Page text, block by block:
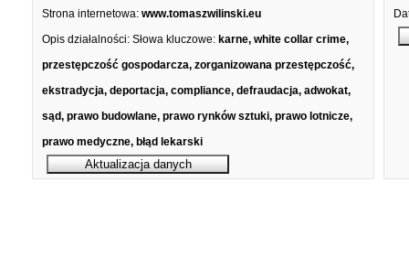
Strona internetowa: www.tomaszwilinski.eu
Opis działalności: Słowa kluczowe: karne, white collar crime,
przestępczość gospodarcza, zorganizowana przestępczość,
ekstradycja, deportacja, compliance, defraudacja, adwokat,
sąd, prawo budowlane, prawo rynków sztuki, prawo lotnicze,
prawo medyczne, błąd lekarski